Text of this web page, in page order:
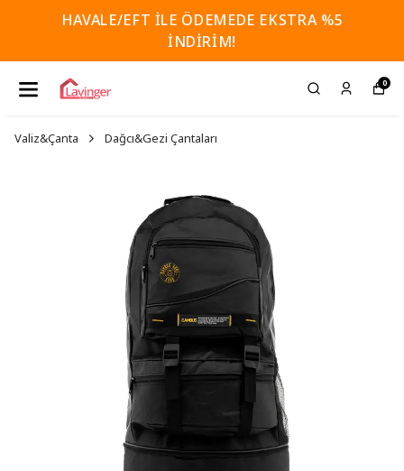
HAVALE/EFT İLE ÖDEMEDE EKSTRA %5
İNDİRİM!
0
Valiz&Çanta Dağcı&Gezi Çantaları